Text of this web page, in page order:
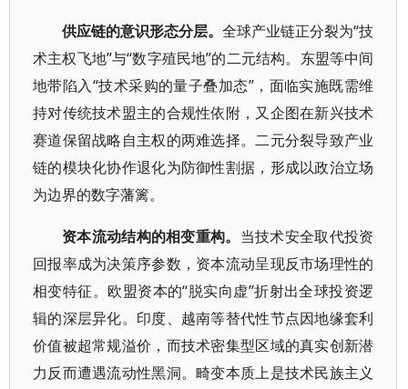
供应链的意识形态分层。全球产业链正分裂为“技
术主权飞地”与“数字殖民地”的二元结构。东盟等中间
地带陷入“技术采购的量子叠加态”，面临实施既需维
持对传统技术盟主的合规性依附，又企图在新兴技术
赛道保留战略自主权的两难选择。二元分裂导致产业
链的模块化协作退化为防御性割据，形成以政治立场
为边界的数字藩篱。
资本流动结构的相变重构。 当技术安全取代投资
回报率成为决策序参数，资本流动呈现反市场理性的
相变特征。欧盟资本的“脱实向虚”折射出全球投资逻
辑的深层异化。印度、越南等替代性节点因地缘套利
价值被超常规溢价，而技术密集型区域的真实创新潜
力反而遭遇流动性黑洞。畸变本质上是技术民族主义